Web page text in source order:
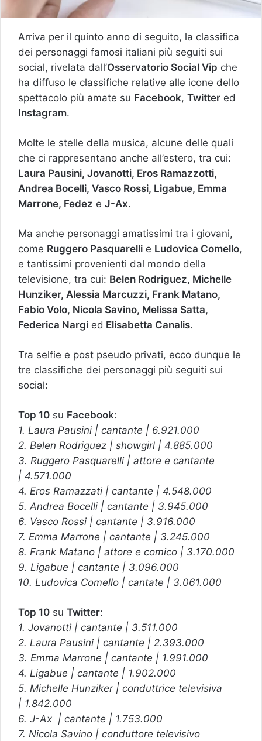
Arriva per il quinto anno di seguito, la classifica
dei personaggi famosi italiani più seguiti sui
social, rivelata dall’Osservatorio Social Vip che
ha diffuso le classifiche relative alle icone dello
spettacolo più amate su Facebook, Twitter ed
Instagram.
Molte le stelle della musica, alcune delle quali
che ci rappresentano anche all’estero, tra cui:
Laura Pausini, Jovanotti, Eros Ramazzotti,
Andrea Bocelli, Vasco Rossi, Ligabue, Emma
Marrone, Fedez e J-Ax.
Ma anche personaggi amatissimi tra i giovani,
come Ruggero Pasquarelli e Ludovica Comello,
e tantissimi provenienti dal mondo della
televisione, tra cui: Belen Rodriguez, Michelle
Hunziker, Alessia Marcuzzi, Frank Matano,
Fabio Volo, Nicola Savino, Melissa Satta,
Federica Nargi ed Elisabetta Canalis.
Tra selfie e post pseudo privati, ecco dunque le
tre classifiche dei personaggi più seguiti sui
social:
Top 10 su Facebook:
1. Laura Pausini | cantante | 6.921.000
2. Belen Rodriguez | showgirl | 4.885.000
3. Ruggero Pasquarelli | attore e cantante
| 4.571.000
4. Eros Ramazzati | cantante | 4.548.000
5. Andrea Bocelli | cantante | 3.945.000
6. Vasco Rossi | cantante | 3.916.000
7. Emma Marrone | cantante | 3.245.000
8. Frank Matano | attore e comico | 3.170.000
9. Ligabue | cantante | 3.096.000
10. Ludovica Comello | cantate | 3.061.000
Top 10 su Twitter:
1. Jovanotti | cantante | 3.511.000
2. Laura Pausini | cantante | 2.393.000
3. Emma Marrone | cantante | 1.991.000
4. Ligabue | cantante | 1.902.000
5. Michelle Hunziker | conduttrice televisiva
| 1.842.000
6. J-Ax | cantante | 1.753.000
7. Nicola Savino | conduttore televisivo